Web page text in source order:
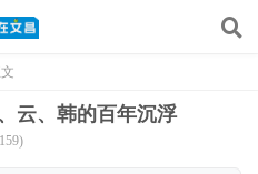
云、韩的百年沉浮